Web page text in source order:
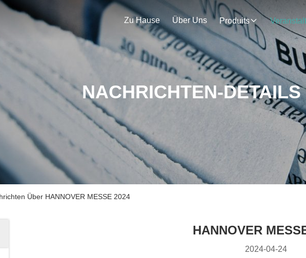
Zu Hause Über Uns Produits
NACHRICHTEN-DETAILS
Über HANNOVER MESSE 2024
HANNOVER
2024-04-24